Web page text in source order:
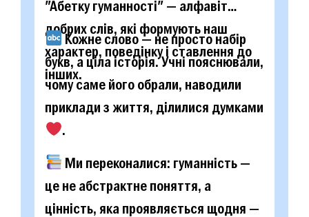
"Абетку гуманності" — алфавіт
добрих слів, які формують наш
характер, поведінку і ставлення до
інших.
Кожне слово — не просто набір
букв, а ціла історія. Учні пояснювали,
чому саме його обрали, наводили
приклади з життя, ділилися думками
.
Ми переконалися: гуманність —
це не абстрактне поняття, а
цінність, яка проявляється щодня —